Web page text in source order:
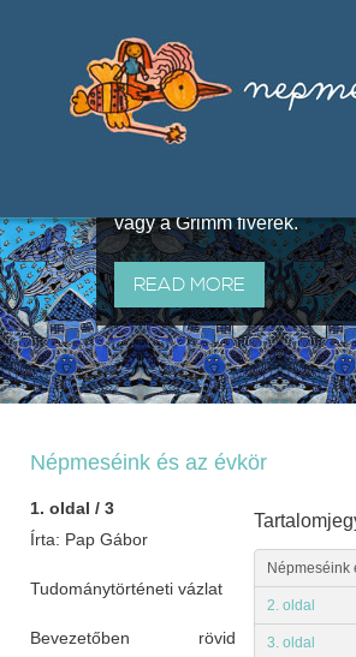
útján terjedő
melyeket olyan ismert
állítottak össze, mint
vagy a Grimm fivérek.
READ MORE
Népmeséink és az évkör
Népmeséink
2. oldal
3. oldal
1. oldal / 3
Írta: Pap Gábor
Tudománytörténeti vázlat
Bevezetőben rövid